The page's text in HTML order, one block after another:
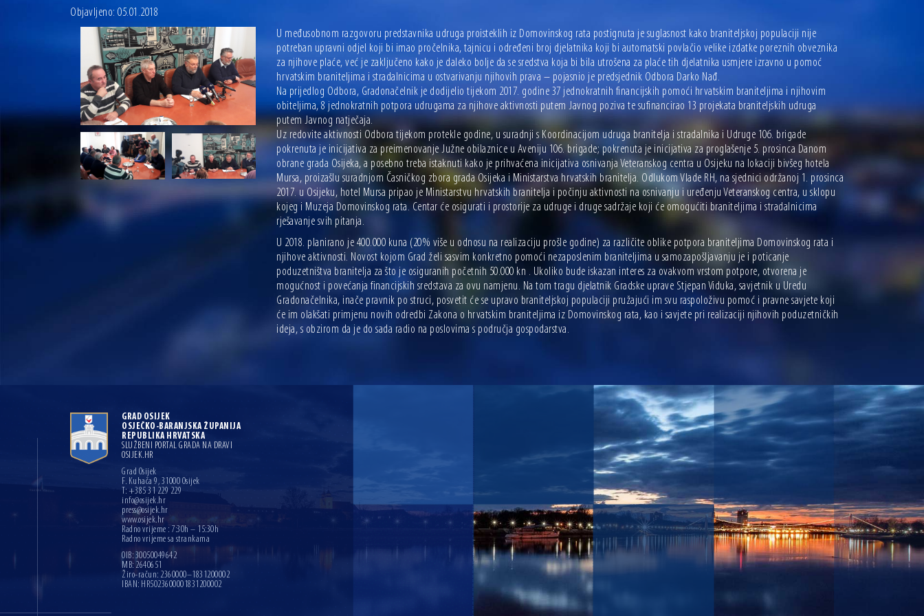
Objavljeno: 05.01.2018
U međusobnom razgovoru predstavnika udruga proisteklih iz Domovinskog rata postignuta je suglasnost kako braniteljskoj populaciji nije
potreban upravni odjel koji bi imao pročelnika, tajnicu i određeni broj djelatnika koji bi automatski povlačio velike izdatke poreznih obveznika
za njihove plaće, već je zaključeno kako je daleko bolje da se sredstva koja bi bila utrošena za plaće tih djelatnika usmjere izravno u pomoć
hrvatskim braniteljima i stradalnicima u ostvarivanju njihovih prava – pojasnio je predsjednik Odbora Darko Nađ.
Na prijedlog Odbora, Gradonačelnik je dodijelio tijekom 2017. godine 37 jednokratnih financijskih pomoći hrvatskim braniteljima i njihovim
obiteljima, 8 jednokratnih potpora udrugama za njihove aktivnosti putem Javnog poziva te sufinancirao 13 projekata braniteljskih udruga
putem Javnog natječaja.
Uz redovite aktivnosti Odbora tijekom protekle godine, u suradnji s Koordinacijom udruga branitelja i stradalnika i Udruge 106. brigade
pokrenuta je inicijativa za preimenovanje Južne obilaznice u Aveniju 106. brigade; pokrenuta je inicijativa za proglašenje 5. prosinca Danom
obrane grada Osijeka, a posebno treba istaknuti kako je prihvaćena inicijativa osnivanja Veteranskog centra u Osijeku na lokaciji bivšeg hotela
Mursa, proizašlu suradnjom Časničkog zbora grada Osijeka i Ministarstva hrvatskih branitelja. Odlukom Vlade RH, na sjednici održanoj 1. prosinca
2017. u Osijeku, hotel Mursa pripao je Ministarstvu hrvatskih branitelja i počinju aktivnosti na osnivanju i uređenju Veteranskog centra, u sklopu
kojeg i Muzeja Domovinskog rata. Centar će osigurati i prostorije za udruge i druge sadržaje koji će omogućiti braniteljima i stradalnicima
rješavanje svih pitanja.
U 2018. planirano je 400.000 kuna (20% više u odnosu na realizaciju prošle godine) za različite oblike potpora braniteljima Domovinskog rata i
njihove aktivnosti. Novost kojom Grad želi sasvim konkretno pomoći nezaposlenim braniteljima u samozapošljavanju je i poticanje
poduzetništva branitelja za što je osiguranih početnih 50.000 kn . Ukoliko bude iskazan interes za ovakvom vrstom potpore, otvorena je
mogućnost i povećanja financijskih sredstava za ovu namjenu. Na tom tragu djelatnik Gradske uprave Stjepan Viduka, savjetnik u Uredu
Gradonačelnika, inače pravnik po struci, posvetit će se upravo braniteljskoj populaciji pružajući im svu raspoloživu pomoć i pravne savjete koji
će im olakšati primjenu novih odredbi Zakona o hrvatskim braniteljima iz Domovinskog rata, kao i savjete pri realizaciji njihovih poduzetničkih
ideja, s obzirom da je do sada radio na poslovima s područja gospodarstva.
GRAD OSIJEK
OSJEČKO-BARANJSKA ŽUPANIJA
REPUBLIKA HRVATSKA
SLUŽBENI PORTAL GRADA NA DRAVI
OSIJEK.HR
Grad Osijek
F. Kuhača 9, 31000 Osijek
T: +385 31 229 229
info@osijek.hr
press@osijek.hr
www.osijek.hr
Radno vrijeme : 7:30h – 15:30h
Radno vrijeme sa strankama
OIB: 30050049642
MB: 2640651
Žiro-račun: 2360000–1831200002
IBAN: HR5023600001831200002